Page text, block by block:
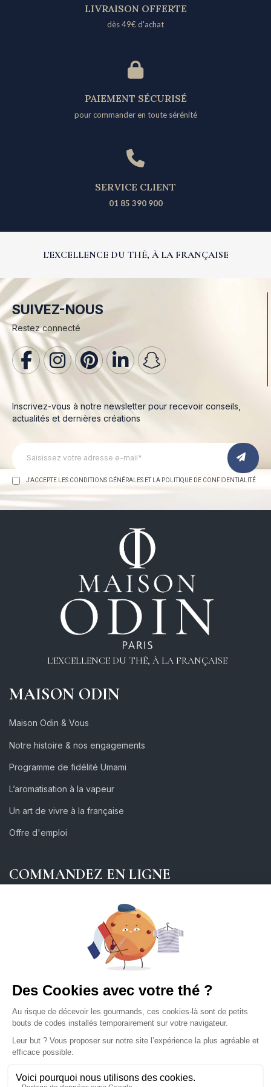
LIVRAISON OFFERTE
dès 49€ d'achat​
PAIEMENT SÉCURISÉ
pour commander en toute sérénité
SERVICE CLIENT
01 85 390 900
L'EXCELLENCE DU THÉ, À LA FRANÇAISE
SUIVEZ-NOUS
Restez connecté
Inscrivez-vous à notre newsletter pour recevoir conseils,
actualités et dernières créations
J'ACCEPTE LES CONDITIONS GÉNÉRALES ET LA POLITIQUE DE CONFIDENTIALITÉ
L'EXCELLENCE DU THÉ, À LA FRANÇAISE
MAISON ODIN
Maison Odin & Vous
Notre histoire & nos engagements
Programme de fidélité Umami
L’aromatisation à la vapeur
Un art de vivre à la française
Offre d'emploi
COMMANDEZ EN LIGNE
Explorez le Thé
Les familles de thé
Culture du thé
Transformation & Fabrication
PROFESSIONNELS
Cadeaux d'affaires
Devenir Client Professionnel
Partenariats